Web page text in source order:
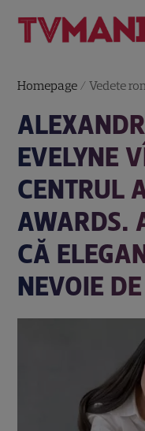
Homepage /Vedete
EVELYNE
CENTRUL
AWARDS.
CĂ
NEVOIE